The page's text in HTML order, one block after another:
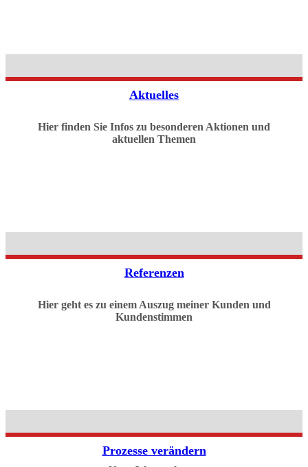
Aktuelles
Hier finden Sie Infos zu besonderen Aktionen und
aktuellen Themen
Referenzen
Hier geht es zu einem Auszug meiner Kunden und
Kundenstimmen
Prozesse verändern